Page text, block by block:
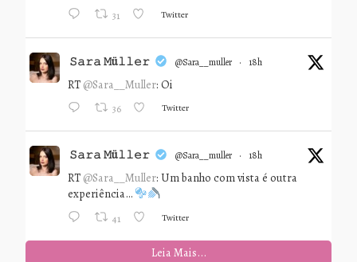
31 Twitter
𝚂𝚊𝚛𝚊 𝙼ü𝚕𝚕𝚎𝚛 @sara__muller · 18h
RT @Sara__Muller: Oi
36 Twitter
𝚂𝚊𝚛𝚊 𝙼ü𝚕𝚕𝚎𝚛 @sara__muller · 18h
RT @Sara__Muller: Um banho com vista é outra
experiência…
41 Twitter
Leia Mais...